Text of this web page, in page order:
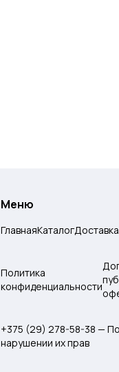
Меню
ГлавнаяКаталогДоставка
Политика
конфиденциальности
+375 (29) 278-58-38 —
нарушении их прав